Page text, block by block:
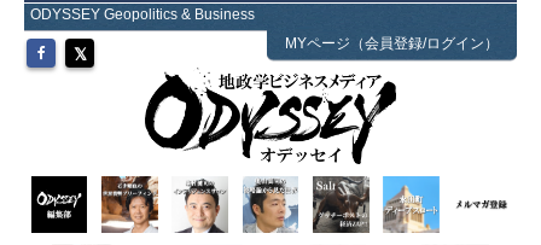
ODYSSEY Geopolitics & Business
MYページ（会員登録/ログイン）